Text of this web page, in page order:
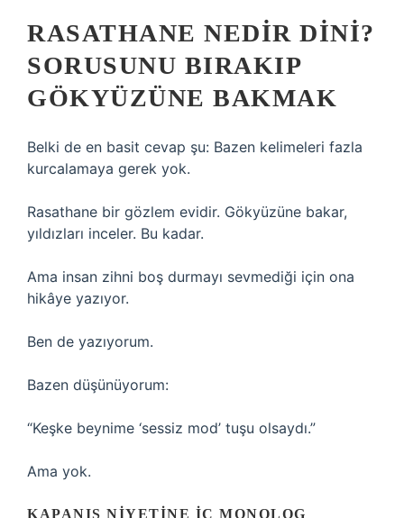
RASATHANE NEDIR DINI?
SORUSUNU BIRAKIP
GÖKYÜZÜNE BAKMAK
Belki de en basit cevap şu: Bazen kelimeleri fazla
kurcalamaya gerek yok.
Rasathane bir gözlem evidir. Gökyüzüne bakar,
yıldızları inceler. Bu kadar.
Ama insan zihni boş durmayı sevmediği için ona
hikâye yazıyor.
Ben de yazıyorum.
Bazen düşünüyorum:
“Keşke beynime ‘sessiz mod’ tuşu olsaydı.”
Ama yok.
KAPANIŞ NIYETINE IÇ MONOLOG